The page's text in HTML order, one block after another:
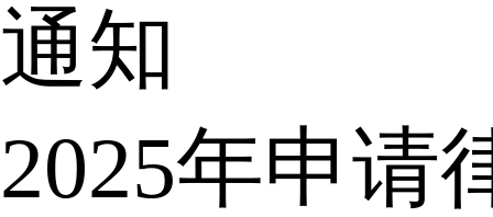
通知
2025年申请